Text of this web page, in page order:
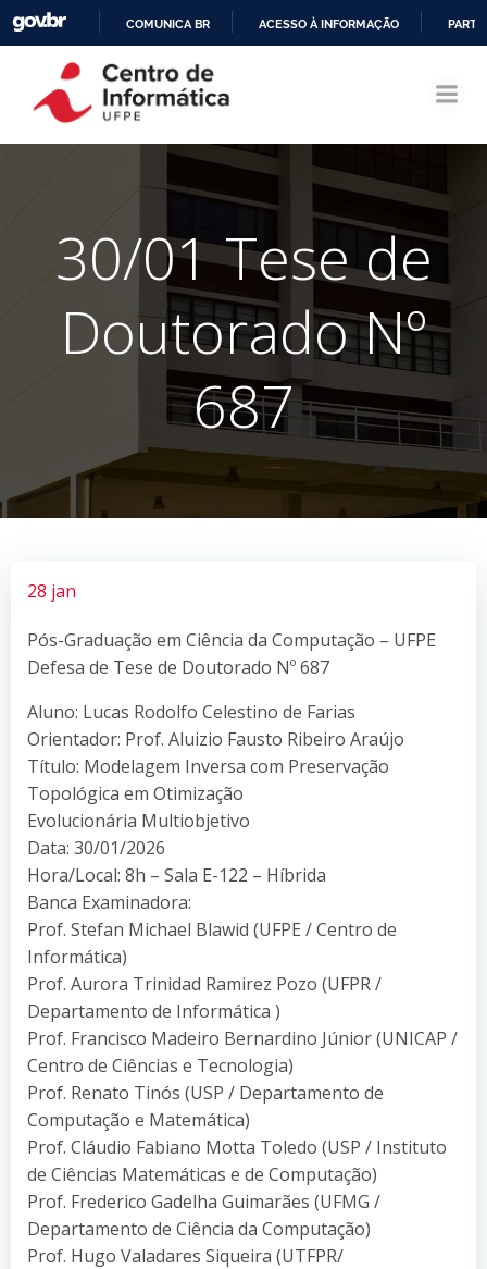
CONTEÚDO
COMUNICA BR ACESSO À INFORMAÇÃO
30/01 Tese de
Doutorado Nº
687
28 jan
Pós-Graduação em Ciência da Computação – UFPE
Defesa de Tese de Doutorado Nº 687
Aluno: Lucas Rodolfo Celestino de Farias
Orientador: Prof. Aluizio Fausto Ribeiro Araújo
Título: Modelagem Inversa com Preservação
Topológica em Otimização
Evolucionária Multiobjetivo
Data: 30/01/2026
Hora/Local: 8h – Sala E-122 – Híbrida
Banca Examinadora:
Prof. Stefan Michael Blawid (UFPE / Centro de
Informática)
Prof. Aurora Trinidad Ramirez Pozo (UFPR /
Departamento de Informática )
Prof. Francisco Madeiro Bernardino Júnior (UNICAP /
Centro de Ciências e Tecnologia)
Prof. Renato Tinós (USP / Departamento de
Computação e Matemática)
Prof. Cláudio Fabiano Motta Toledo (USP / Instituto
de Ciências Matemáticas e de Computação)
Prof. Frederico Gadelha Guimarães (UFMG /
Departamento de Ciência da Computação)
Prof. Hugo Valadares Siqueira (UTFPR/